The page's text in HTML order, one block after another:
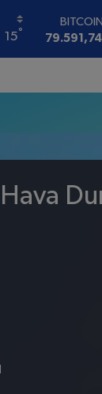
15°
BITCOIN
79.591,74
BİST100